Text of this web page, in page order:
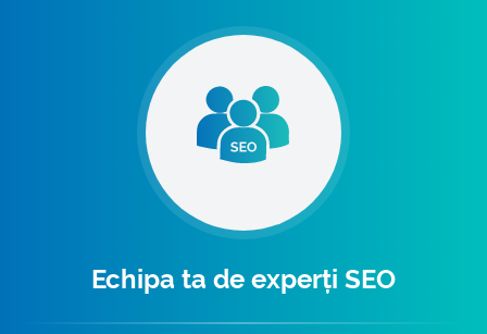
Echipa ta de experți SEO